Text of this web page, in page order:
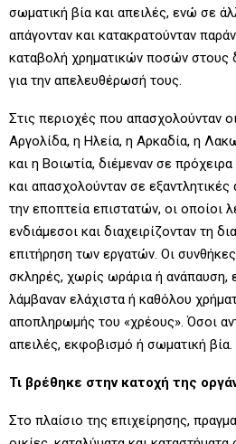
σωματική βία και απειλές, ενώ σε
απάγονταν και κατακρατούνταν
καταβολή χρηματικών ποσών στους
για την απελευθέρωσή τους.
Στις περιοχές που απασχολούνταν
Αργολίδα, η Ηλεία, η Αρκαδία, η
και η Βοιωτία, διέμεναν σε
και απασχολούνταν σε εξαντλητικές
την εποπτεία επιστατών, οι οποίοι
ενδιάμεσοι και διαχειρίζονταν τη
επιτήρηση των εργατών. Οι
σκληρές, χωρίς ωράρια ή ανάπαυση,
λάμβαναν ελάχιστα ή καθόλου
αποπληρωμής του «χρέους». Όσοι
απειλές, εκφοβισμό ή σωματική βία.
Τι βρέθηκε στην κατοχή της
Στο πλαίσιο της επιχείρησης,